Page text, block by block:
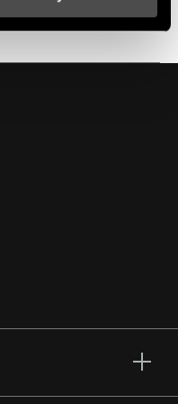
SRAM Service.